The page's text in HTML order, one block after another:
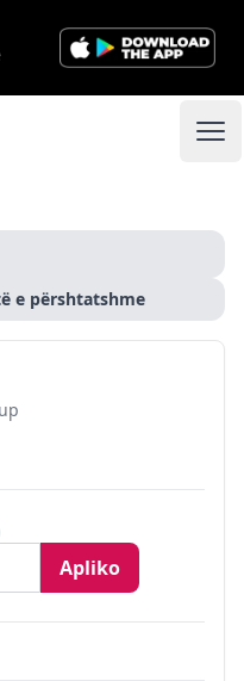
e përshtatshme
Apliko